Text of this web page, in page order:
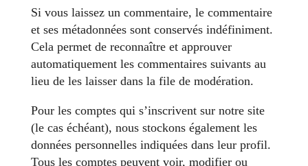
Si vous laissez un commentaire, le commentaire
et ses métadonnées sont conservés indéfiniment.
Cela permet de reconnaître et approuver
automatiquement les commentaires suivants au
lieu de les laisser dans la file de modération.
Pour les comptes qui s’inscrivent sur notre site
(le cas échéant), nous stockons également les
données personnelles indiquées dans leur profil.
Tous les comptes peuvent voir, modifier ou